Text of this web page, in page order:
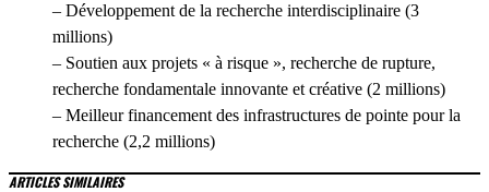
– Développement de la recherche interdisciplinaire (3
millions)
– Soutien aux projets « à risque », recherche de rupture,
recherche fondamentale innovante et créative (2 millions)
– Meilleur financement des infrastructures de pointe pour la
recherche (2,2 millions)
ARTICLES SIMILAIRES